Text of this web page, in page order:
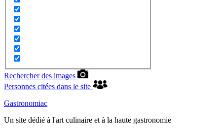
Rechercher des images
Personnes citées dans le site
Gastronomiac
Un site dédié à l'art culinaire et à la haute gastronomie